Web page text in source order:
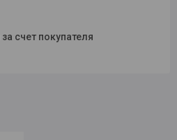
за счет покупателя